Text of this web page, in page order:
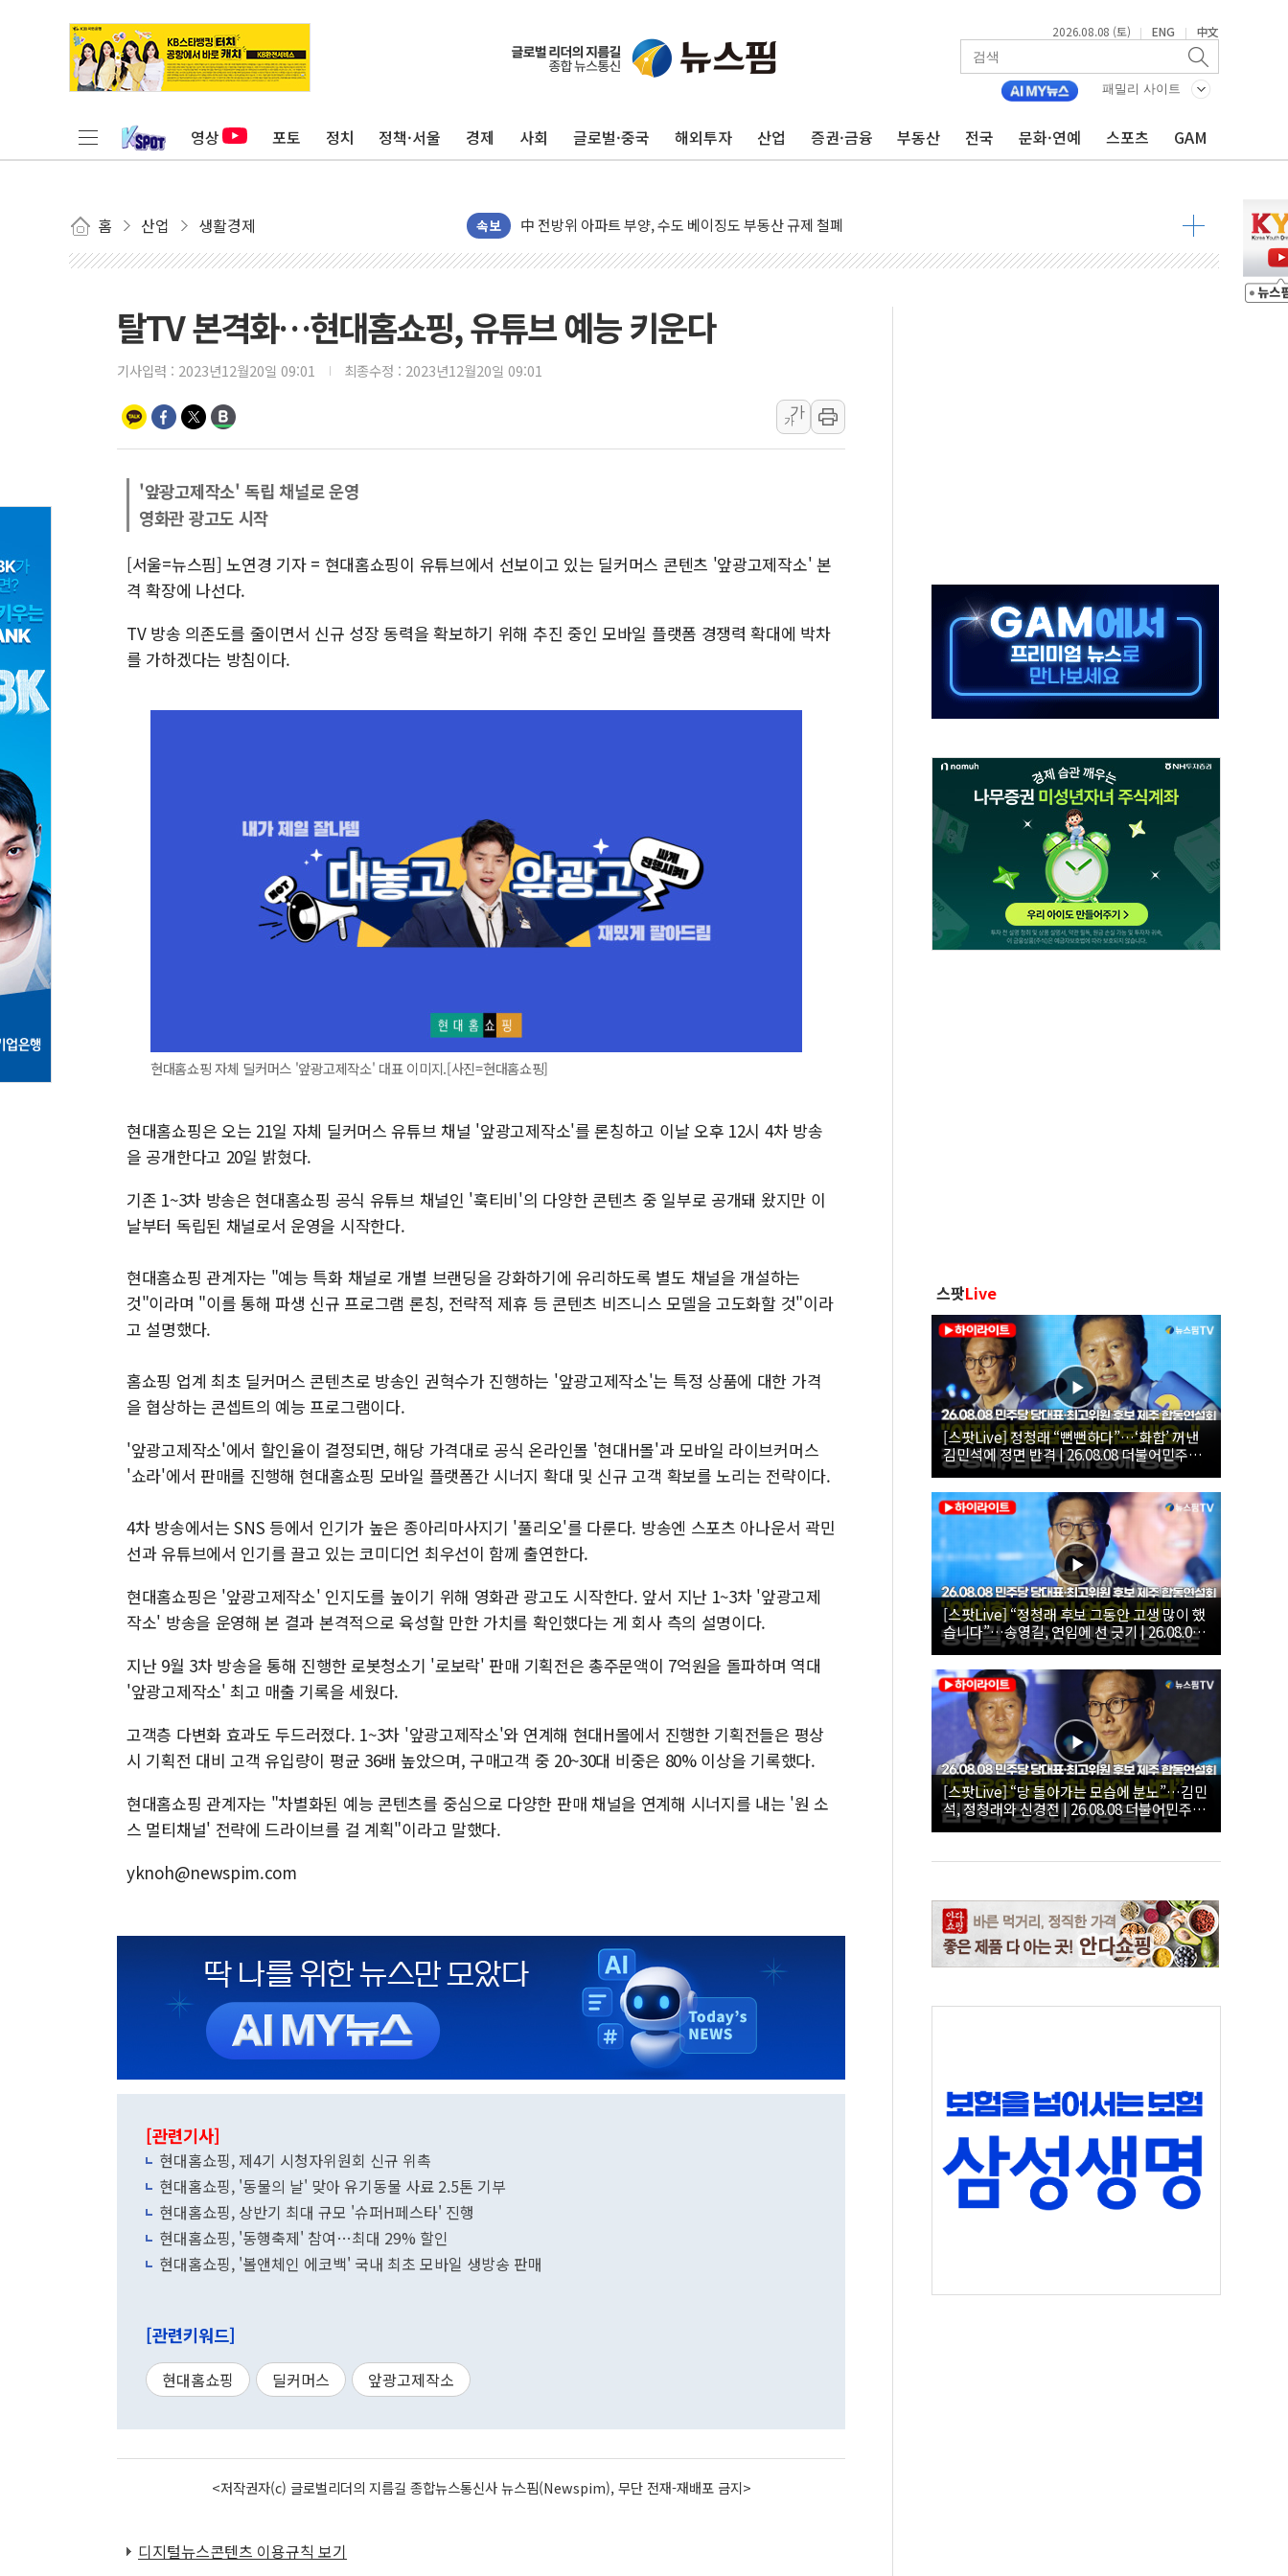
2026.08.08 (토) | ENG | 中文
패밀리 사이트
영상 포토 정치 정책·서울 경제 사회 글로벌·중국 해외투자 산업 증권·금융 부동산 전국 문화·연예 스포츠 GAM
홈 산업 생활경제 속보
동해중부 전 해상 풍랑주의보…10일까지 최대 3.5m 높은 물결
연일 폭염에 온열질환 사망 23명…정부, 비상대응기구 가동
인제 용대리 계곡서 수위 상승으로 피서객 7명 고립…전원 구조
동해시, 11~14일 '별똥별 멍' 운영…페르세우스 유성우 관측
청양 밭에서 일하던 90대 숨져…온열질환 여부 조사
폭염에 車 운전면허 기능시험 오전 집중 편성…체감온도 38도 넘으면 중단
李대통령, 'ISA·주가누르기 방지법' 전면 재검토 지시
'호우 특보' 경북 울진 시간당 20~30mm 강한 비...가뭄 해소될 듯
주말 무더위·열대야 지속…내륙 곳곳 소나기
오세훈 "용산공원 주택 검토, 민주당 스스로 원칙 뒤집는 것"
한상협, 업계 개인정보 보안 새판 짠다…'자율규제단체' 타진
트럼프, 쿡 연준 이사 해임 재추진…"26일까지 의혹 소명" 요구
유럽증시, 美 고용 예상 밖 부진에 연준 금리 인상 가능성 낮아지며 상승… STOXX 600 지수는 나흘 연속 최고치
탈TV 본격화…현대홈쇼핑, 유튜브 예능 키운다
기사입력 : 2023년12월20일 09:01 최종수정 : 2023년12월20일 09:01
가
가
'앞광고제작소' 독립 채널로 운영
영화관 광고도 시작
[서울=뉴스핌] 노연경 기자 = 현대홈쇼핑이 유튜브에서 선보이고 있는 딜커머스 콘텐츠 '앞광고제작소' 본
격 확장에 나선다.
TV 방송 의존도를 줄이면서 신규 성장 동력을 확보하기 위해 추진 중인 모바일 플랫폼 경쟁력 확대에 박차
를 가하겠다는 방침이다.
현대홈쇼핑 자체 딜커머스 '앞광고제작소' 대표 이미지.[사진=현대홈쇼핑]
현대홈쇼핑은 오는 21일 자체 딜커머스 유튜브 채널 '앞광고제작소'를 론칭하고 이날 오후 12시 4차 방송
을 공개한다고 20일 밝혔다.
기존 1~3차 방송은 현대홈쇼핑 공식 유튜브 채널인 '훅티비'의 다양한 콘텐츠 중 일부로 공개돼 왔지만 이
날부터 독립된 채널로서 운영을 시작한다.
현대홈쇼핑 관계자는 "예능 특화 채널로 개별 브랜딩을 강화하기에 유리하도록 별도 채널을 개설하는
것"이라며 "이를 통해 파생 신규 프로그램 론칭, 전략적 제휴 등 콘텐츠 비즈니스 모델을 고도화할 것"이라
고 설명했다.
홈쇼핑 업계 최초 딜커머스 콘텐츠로 방송인 권혁수가 진행하는 '앞광고제작소'는 특정 상품에 대한 가격
을 협상하는 콘셉트의 예능 프로그램이다.
'앞광고제작소'에서 할인율이 결정되면, 해당 가격대로 공식 온라인몰 '현대H몰'과 모바일 라이브커머스
'쇼라'에서 판매를 진행해 현대홈쇼핑 모바일 플랫폼간 시너지 확대 및 신규 고객 확보를 노리는 전략이다.
4차 방송에서는 SNS 등에서 인기가 높은 종아리마사지기 '풀리오'를 다룬다. 방송엔 스포츠 아나운서 곽민
선과 유튜브에서 인기를 끌고 있는 코미디언 최우선이 함께 출연한다.
현대홈쇼핑은 '앞광고제작소' 인지도를 높이기 위해 영화관 광고도 시작한다. 앞서 지난 1~3차 '앞광고제
작소' 방송을 운영해 본 결과 본격적으로 육성할 만한 가치를 확인했다는 게 회사 측의 설명이다.
지난 9월 3차 방송을 통해 진행한 로봇청소기 '로보락' 판매 기획전은 총주문액이 7억원을 돌파하며 역대
'앞광고제작소' 최고 매출 기록을 세웠다.
고객층 다변화 효과도 두드러졌다. 1~3차 '앞광고제작소'와 연계해 현대H몰에서 진행한 기획전들은 평상
시 기획전 대비 고객 유입량이 평균 36배 높았으며, 구매고객 중 20~30대 비중은 80% 이상을 기록했다.
현대홈쇼핑 관계자는 "차별화된 예능 콘텐츠를 중심으로 다양한 판매 채널을 연계해 시너지를 내는 '원 소
스 멀티채널' 전략에 드라이브를 걸 계획"이라고 말했다.
yknoh@newspim.com
[관련기사]
현대홈쇼핑, 제4기 시청자위원회 신규 위촉
현대홈쇼핑, '동물의 날' 맞아 유기동물 사료 2.5톤 기부
현대홈쇼핑, 상반기 최대 규모 '슈퍼H페스타' 진행
현대홈쇼핑, '동행축제' 참여…최대 29% 할인
현대홈쇼핑, '볼앤체인 에코백' 국내 최초 모바일 생방송 판매
[관련키워드]
현대홈쇼핑 딜커머스 앞광고제작소
<저작권자(c) 글로벌리더의 지름길 종합뉴스통신사 뉴스핌(Newspim), 무단 전재-재배포 금지>
디지털뉴스콘텐츠 이용규칙 보기
스팟Live
[스팟Live] 정청래 “뻔뻔하다”…‘화합’ 꺼낸
김민석에 정면 반격 | 26.08.08 더불어민주당
당대표·최고위원 후보 제주 합동연설회
[스팟Live] “정청래 후보 그동안 고생 많이 했
습니다”…송영길, 연임에 선 긋기 | 26.08.08
더불어민주당 당대표·최고위원 후보 제주 합
동연설회
[스팟Live] “당 돌아가는 모습에 분노”…김민
석, 정청래와 신경전 | 26.08.08 더불어민주당
당대표·최고위원 후보 제주 합동연설회